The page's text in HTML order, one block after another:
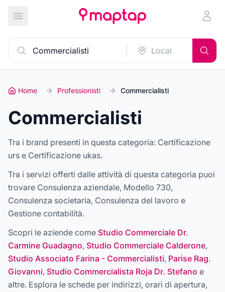
Apri menu principale
Home Professionisti Commercialisti
Commercialisti
Tra i brand presenti in questa categoria: Certificazione
urs e Certificazione ukas.
Tra i servizi offerti dalle attività di questa categoria puoi
trovare Consulenza aziendale, Modello 730,
Consulenza societaria, Consulenza del lavoro e
Gestione contabilità.
Scopri le aziende come Studio Commerciale Dr.
Carmine Guadagno, Studio Commerciale Calderone,
Studio Associato Farina - Commercialisti, Parise Rag.
Giovanni, Studio Commercialista Roja Dr. Stefano e
altre. Esplora le schede per indirizzi, orari di apertura,